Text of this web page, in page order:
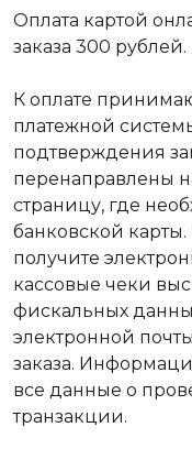
Оплата картой
заказа 300 рублей.
К оплате
платежной
подтверждения
перенаправлены
страницу, где
банковской
получите
кассовые чеки
фискальных
электронной
заказа.
все данные о
транзакции.